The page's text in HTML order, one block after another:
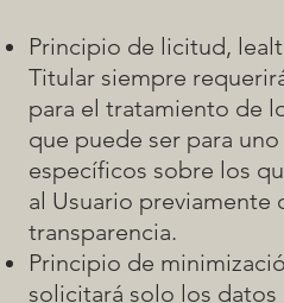
Principio de licitud,
Titular siempre
para el tratamiento de
que puede ser para
específicos sobre los
al Usuario previamente
transparencia.
Principio de
solicitará solo los